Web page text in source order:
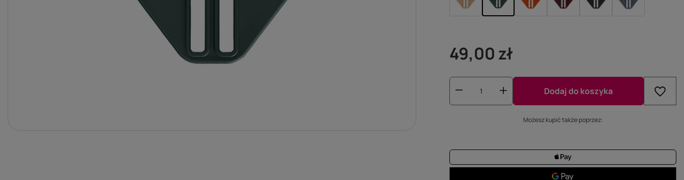
49,00 zł
Dodaj do koszyka
Możesz kupić także poprzez: